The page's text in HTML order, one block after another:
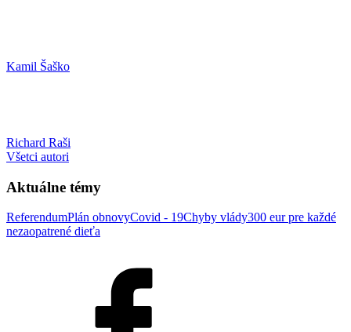
Kamil Šaško
Richard Raši
Všetci autori
Aktuálne témy
ReferendumPlán obnovyCovid - 19Chyby vlády300 eur pre každé
nezaopatrené dieťa